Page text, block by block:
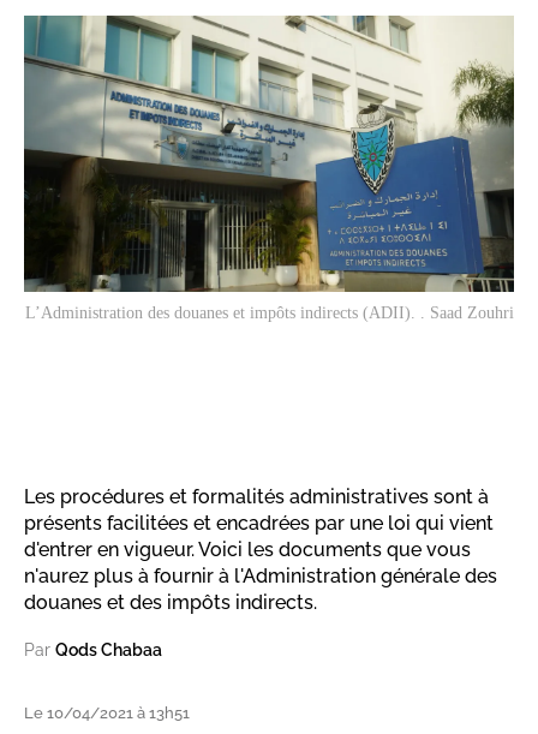
L’Administration des douanes et impôts indirects (ADII). . Saad Zouhri
Les procédures et formalités administratives sont à
présents facilitées et encadrées par une loi qui vient
d'entrer en vigueur. Voici les documents que vous
n'aurez plus à fournir à l'Administration générale des
douanes et des impôts indirects.
Par Qods Chabaa
Le 10/04/2021 à 13h51